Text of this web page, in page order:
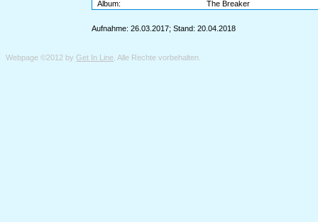
Album:
The Breaker
Aufnahme: 26.03.2017; Stand: 20.04.2018
Webpage ©2012 by Get In Line . Alle Rechte vorbehalten.